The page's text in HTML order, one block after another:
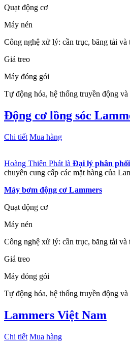
Quạt động cơ
Máy nén
Công nghệ xử lý: cần trục, băng tải và
Giá treo
Máy đóng gói
Tự động hóa, hệ thống truyền động
Động cơ lồng sóc
Chi tiết Mua hàng
Hoàng Thiên Phát là Đại lý phân
chuyên cung cấp các mặt hàng của
Máy bơm động cơ Lammers
Quạt động cơ
Máy nén
Công nghệ xử lý: cần trục, băng tải và
Giá treo
Máy đóng gói
Tự động hóa, hệ thống truyền động
Lammers Việt Nam
Chi tiết Mua hàng